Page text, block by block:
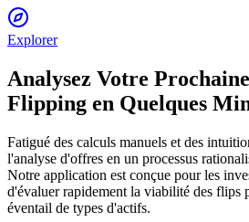
Explorer
Analysez Votre
Flipping en Quelques
Fatigué des calculs manuels et des
l'analyse d'offres en un processus
Notre application est conçue pour les
d'évaluer rapidement la viabilité des flips
éventail de types d'actifs.